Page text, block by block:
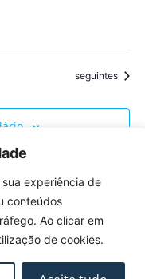
experiência de
conteúdos
Ao clicar em
de cookies.
Eventos
seguintes